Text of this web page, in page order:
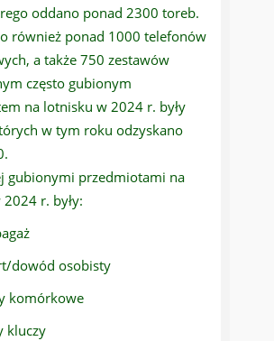
oddano ponad 2300 toreb.
również ponad 1000 telefonów
a także 750 zestawów
często gubionym
na lotnisku w 2024 r. były
w tym roku odzyskano
gubionymi przedmiotami na
r. były:
dowód osobisty
komórkowe
kluczy